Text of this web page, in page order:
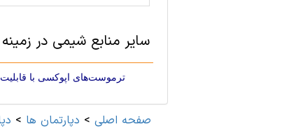
سایر منابع شيمی در
ترموست‌های اپوکسی با
صفحه اصلی > دپارتمان ها >